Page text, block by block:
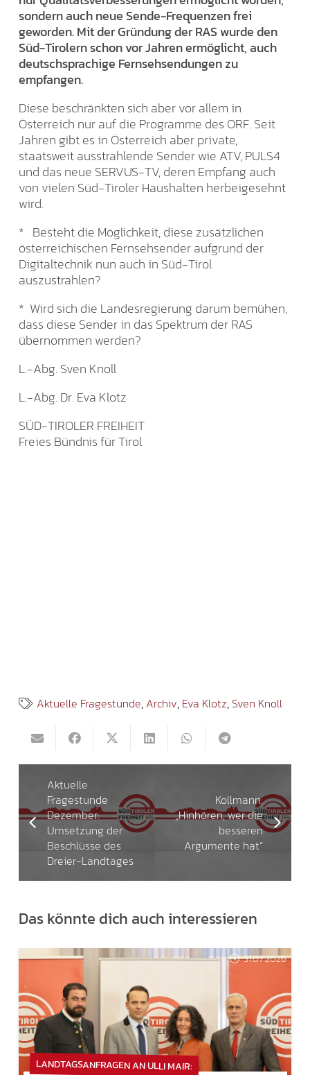
sondern auch neue Sende-Frequenzen frei
geworden. Mit der Gründung der RAS wurde den
Süd-Tirolern schon vor Jahren ermöglicht, auch
deutschsprachige Fernsehsendungen zu
empfangen.
Diese beschränkten sich aber vor allem in
Österreich nur auf die Programme des ORF. Seit
Jahren gibt es in Österreich aber private,
staatsweit ausstrahlende Sender wie ATV, PULS4
und das neue SERVUS-TV, deren Empfang auch
von vielen Süd-Tiroler Haushalten herbeigesehnt
wird.
* Besteht die Möglichkeit, diese zusätzlichen
österreichischen Fernsehsender aufgrund der
Digitaltechnik nun auch in Süd-Tirol
auszustrahlen?
* Wird sich die Landesregierung darum bemühen,
dass diese Sender in das Spektrum der RAS
übernommen werden?
L.-Abg. Sven Knoll
L.-Abg. Dr. Eva Klotz
SÜD-TIROLER FREIHEIT
Freies Bündnis für Tirol
Aktuelle Fragestunde, Archiv, Eva Klotz, Sven Knoll
Aktuelle
Fragestunde
Dezember:
Umsetzung der
Beschlüsse des
Dreier-Landtages
Kollmann:
„Hinhören, wer die
besseren
Argumente hat“
Das könnte dich auch interessieren
31.07.2026
LANDTAGSANFRAGEN AN ULLI MAIR: